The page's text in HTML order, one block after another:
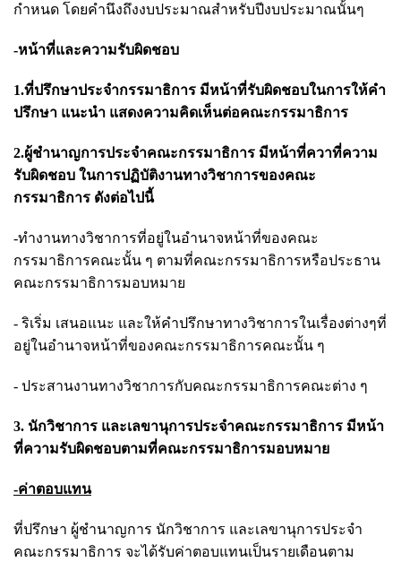
กำหนด โดยคำนึงถึงงบประมาณสำหรับปีงบประมาณนั้นๆ
-หน้าที่และความรับผิดชอบ
1.ที่ปรึกษาประจำกรรมาธิการ มีหน้าที่รับผิดชอบในการให้คำ
ปรึกษา แนะนำ แสดงความคิดเห็นต่อคณะกรรมาธิการ
2.ผู้ชำนาญการประจำคณะกรรมาธิการ มีหน้าที่ควาที่ความ
รับผิดชอบ ในการปฏิบัติงานทางวิชาการของคณะ
กรรมาธิการ ดังต่อไปนี้
-ทำงานทางวิชาการที่อยู่ในอำนาจหน้าที่ของคณะ
กรรมาธิการคณะนั้น ๆ ตามที่คณะกรรมาธิการหรือประธาน
คณะกรรมาธิการมอบหมาย
- ริเริ่ม เสนอแนะ และให้คำปรึกษาทางวิชาการในเรื่องต่างๆที่
อยู่ในอำนาจหน้าที่ของคณะกรรมาธิการคณะนั้น ๆ
- ประสานงานทางวิชาการกับคณะกรรมาธิการคณะต่าง ๆ
3. นักวิชาการ และเลขานุการประจำคณะกรรมาธิการ มีหน้า
ที่ความรับผิดชอบตามที่คณะกรรมาธิการมอบหมาย
-ค่าตอบแทน
ที่ปรึกษา ผู้ชำนาญการ นักวิชาการ และเลขานุการประจำ
คณะกรรมาธิการ จะได้รับค่าตอบแทนเป็นรายเดือนตาม